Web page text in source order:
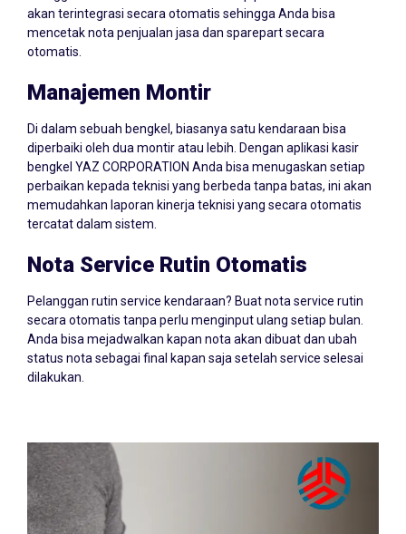
akan terintegrasi secara otomatis sehingga Anda bisa
mencetak nota penjualan jasa dan sparepart secara
otomatis.
Manajemen Montir
Di dalam sebuah bengkel, biasanya satu kendaraan bisa
diperbaiki oleh dua montir atau lebih. Dengan aplikasi kasir
bengkel YAZ CORPORATION Anda bisa menugaskan setiap
perbaikan kepada teknisi yang berbeda tanpa batas, ini akan
memudahkan laporan kinerja teknisi yang secara otomatis
tercatat dalam sistem.
Nota Service Rutin Otomatis
Pelanggan rutin service kendaraan? Buat nota service rutin
secara otomatis tanpa perlu menginput ulang setiap bulan.
Anda bisa mejadwalkan kapan nota akan dibuat dan ubah
status nota sebagai final kapan saja setelah service selesai
dilakukan.